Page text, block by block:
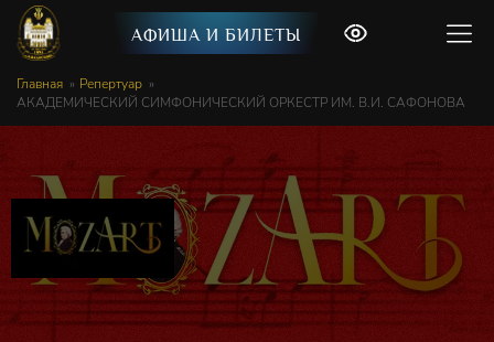
АФИША И БИЛЕТЫ
Главная
Репертуар
АКАДЕМИЧЕСКИЙ СИМФОНИЧЕСКИЙ ОРКЕСТР ИМ. В.И. САФОНОВА